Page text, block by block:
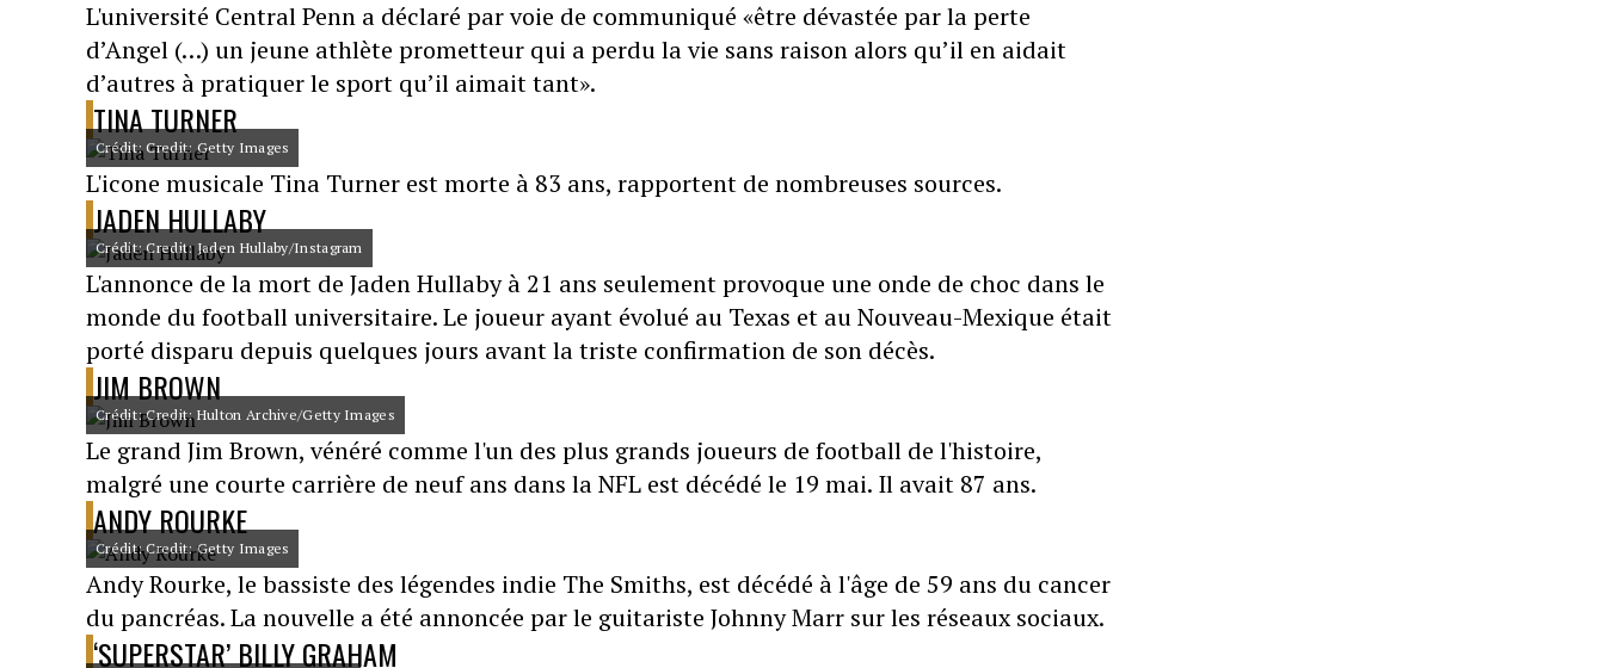
L'université Central Penn a déclaré par voie de communiqué «être dévastée par la perte
d’Angel (…) un jeune athlète prometteur qui a perdu la vie sans raison alors qu’il en aidait
d’autres à pratiquer le sport qu’il aimait tant».
TINA TURNER
Crédit: Credit: Getty Images
L'icone musicale Tina Turner est morte à 83 ans, rapportent de nombreuses sources.
JADEN HULLABY
Crédit: Credit: Jaden Hullaby/Instagram
L'annonce de la mort de Jaden Hullaby à 21 ans seulement provoque une onde de choc dans le
monde du football universitaire. Le joueur ayant évolué au Texas et au Nouveau-Mexique était
porté disparu depuis quelques jours avant la triste confirmation de son décès.
JIM BROWN
Crédit: Credit: Hulton Archive/Getty Images
Le grand Jim Brown, vénéré comme l'un des plus grands joueurs de football de l'histoire,
malgré une courte carrière de neuf ans dans la NFL est décédé le 19 mai. Il avait 87 ans.
ANDY ROURKE
Crédit: Credit: Getty Images
Andy Rourke, le bassiste des légendes indie The Smiths, est décédé à l'âge de 59 ans du cancer
du pancréas. La nouvelle a été annoncée par le guitariste Johnny Marr sur les réseaux sociaux.
‘SUPERSTAR’ BILLY GRAHAM